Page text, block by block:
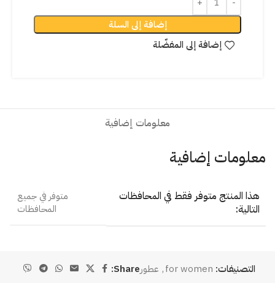
إضافة إلى السلة
إضافة إلى المفضّلة
معلومات إضافية
معلومات إضافية
هذا المنتج متوفر فقط في المحافظات
التالية:
متوفر في جميع
المحافظات
التصنيفات: for women
, عطورShare: